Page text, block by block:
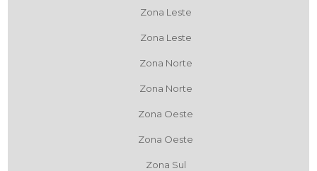
Zona Leste
Zona Leste
Zona Norte
Zona Norte
Zona Oeste
Zona Oeste
Zona Sul